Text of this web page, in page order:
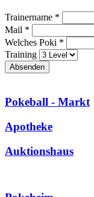
Trainername *
Mail *
Welches Poki *
Training
Pokeball - Markt
Apotheke
Auktionshaus